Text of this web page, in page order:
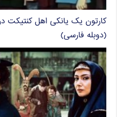
کارتون یک یانکی اهل کنتیکت در
(دوبله فارسی)